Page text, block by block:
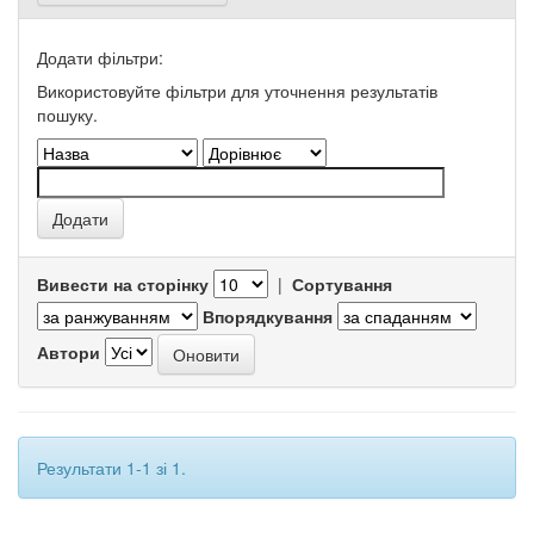
Додати фільтри:
Використовуйте фільтри для уточнення результатів
пошуку.
Вивести на сторінку | Сортування
Впорядкування
Автори
Результати 1-1 зі 1.